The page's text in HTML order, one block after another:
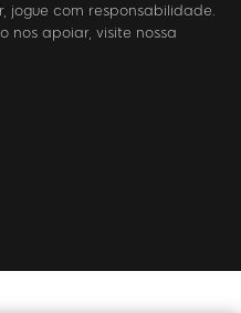
jogue com responsabilidade.
nos apoiar, visite nossa